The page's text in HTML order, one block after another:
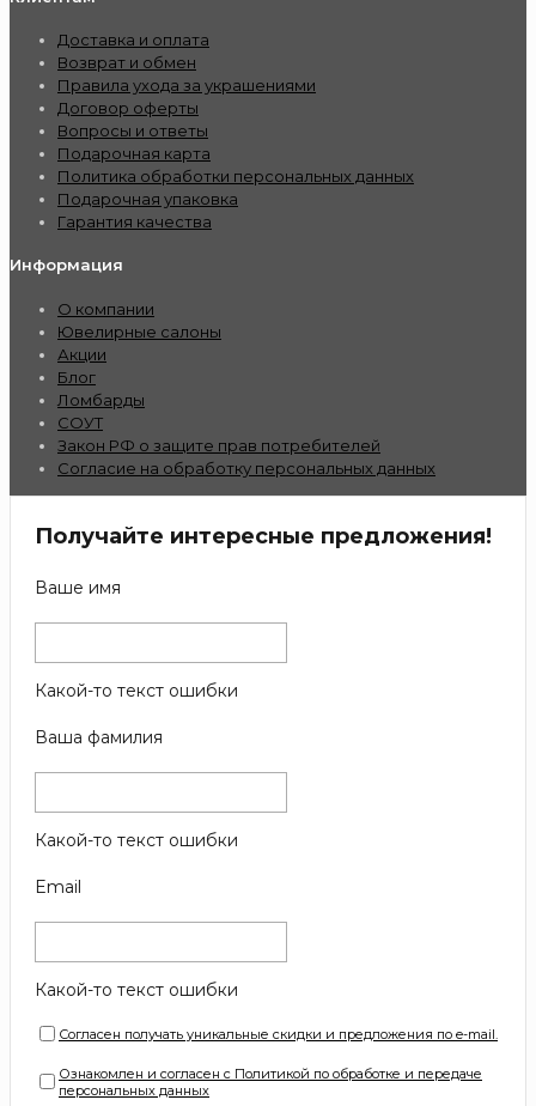
Доставка и оплата
Возврат и обмен
Правила ухода за украшениями
Договор оферты
Вопросы и ответы
Подарочная карта
Политика обработки персональных данных
Подарочная упаковка
Гарантия качества
Информация
О компании
Ювелирные салоны
Акции
Блог
Ломбарды
СОУТ
Закон РФ о защите прав потребителей
Согласие на обработку персональных данных
Получайте интересные предложения!
Ваше имя
Какой-то текст ошибки
Ваша фамилия
Какой-то текст ошибки
Email
Какой-то текст ошибки
Согласен получать уникальные скидки и предложения по e-mail.
Ознакомлен и согласен с Политикой по обработке и передаче
персональных данных